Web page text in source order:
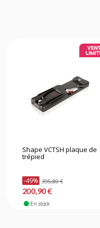
Shape VCTSH plaque de
trépied
-49% 395,80 €
200,90 €
En stock